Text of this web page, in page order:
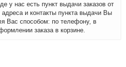
у нас есть пункт выдачи заказов от
и контакты пункта выдачи Вы
Вас способом: по телефону, в
заказа в корзине.